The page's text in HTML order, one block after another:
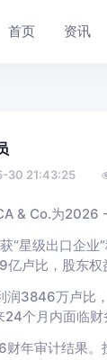
首页 资讯
30 21:43:25
& Co.为2026
“星级出口企
卢比，股东
润3846万卢比
个月内面临财
年审计结果。